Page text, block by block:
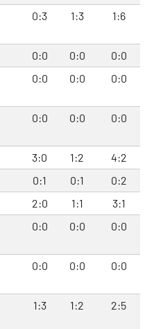
0:3 1:3 1:6
0:0 0:0
0:0
0:0 0:0 0:0
0:0 0:0 0:0
3:0 1:2
4:2
0:1 0:1
0:2
2:0 1:1
3:1
0:0 0:0 0:0
0:0 0:0 0:0
1:3 1:2 2:5